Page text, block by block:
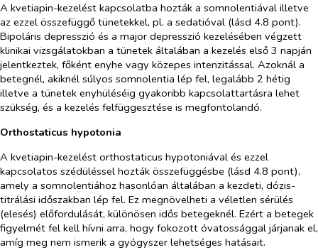
A kvetiapin-kezelést kapcsolatba hozták a somnolentiával illetve
az ezzel összefüggő tünetekkel, pl. a sedatióval (lásd 4.8 pont).
Bipoláris depresszió és a major depresszió kezelésében végzett
klinikai vizsgálatokban a tünetek általában a kezelés első 3 napján
jelentkeztek, főként enyhe vagy közepes intenzitással. Azoknál a
betegnél, akiknél súlyos somnolentia lép fel, legalább 2 hétig
illetve a tünetek enyhüléséig gyakoribb kapcsolattartásra lehet
szükség, és a kezelés felfüggesztése is megfontolandó.
Orthostaticus hypotonia
A kvetiapin-kezelést orthostaticus hypotoniával és ezzel
kapcsolatos szédüléssel hozták összefüggésbe (lásd 4.8 pont),
amely a somnolentiához hasonlóan általában a kezdeti, dózis-
titrálási időszakban lép fel. Ez megnövelheti a véletlen sérülés
(elesés) előfordulását, különösen idős betegeknél. Ezért a betegek
figyelmét fel kell hívni arra, hogy fokozott óvatossággal járjanak el,
amíg meg nem ismerik a gyógyszer lehetséges hatásait.